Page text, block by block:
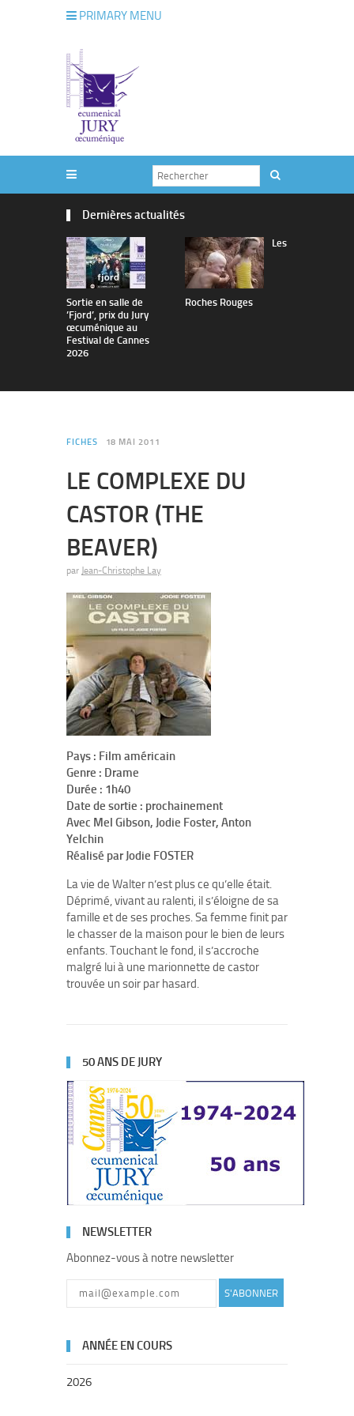
PRIMARY MENU
Dernières actualités
Sortie en salle de
’Fjord’, prix du Jury
œcuménique au
Festival de Cannes
2026
Les
Roches Rouges
FICHES 18 MAI 2011
LE COMPLEXE DU
CASTOR (THE
BEAVER)
par Jean-Christophe Lay
Pays : Film américain
Genre : Drame
Durée : 1h40
Date de sortie : prochainement
Avec Mel Gibson, Jodie Foster, Anton
Yelchin
Réalisé par Jodie FOSTER
La vie de Walter n’est plus ce qu’elle était.
Déprimé, vivant au ralenti, il s’éloigne de sa
famille et de ses proches. Sa femme finit par
le chasser de la maison pour le bien de leurs
enfants. Touchant le fond, il s’accroche
malgré lui à une marionnette de castor
trouvée un soir par hasard.
50 ANS DE JURY
NEWSLETTER
Abonnez-vous à notre newsletter
S'ABONNER
ANNÉE EN COURS
2026